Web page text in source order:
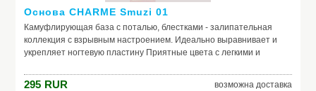
Основа CHARME Smuzi 01
Камуфлирующая база с поталью, блестками - залипательная
коллекция с взрывным настроением. Идеально выравнивает и
укрепляет ногтевую пластину Приятные цвета с легкими и
блесток, которую так и хочется рассматривать
295 RUR возможна доставка